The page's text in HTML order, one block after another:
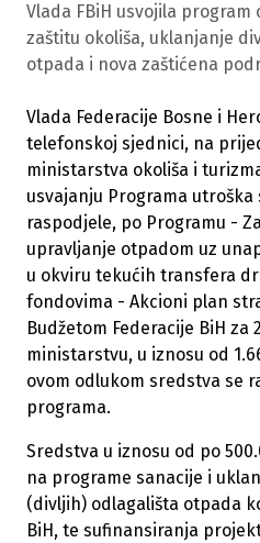
Vlada FBiH usvojila program
zaštitu okoliša, uklanjanje
otpada i nova zaštićena
Vlada Federacije Bosne i
telefonskoj sjednici, na
ministarstva okoliša i
usvajanju Programa
raspodjele, po Programu -
upravljanje otpadom uz
u okviru tekućih transfera
fondovima - Akcioni plan
Budžetom Federacije BiH za
ministarstvu, u iznosu od
ovom odlukom sredstva se
programa.
Sredstva u iznosu od po
na programe sanacije i
(divljih) odlagališta otpada
BiH, te sufinansiranja